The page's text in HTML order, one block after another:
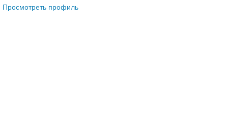
Просмотреть профиль